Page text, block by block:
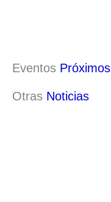
Eventos Próximos
Otras Noticias